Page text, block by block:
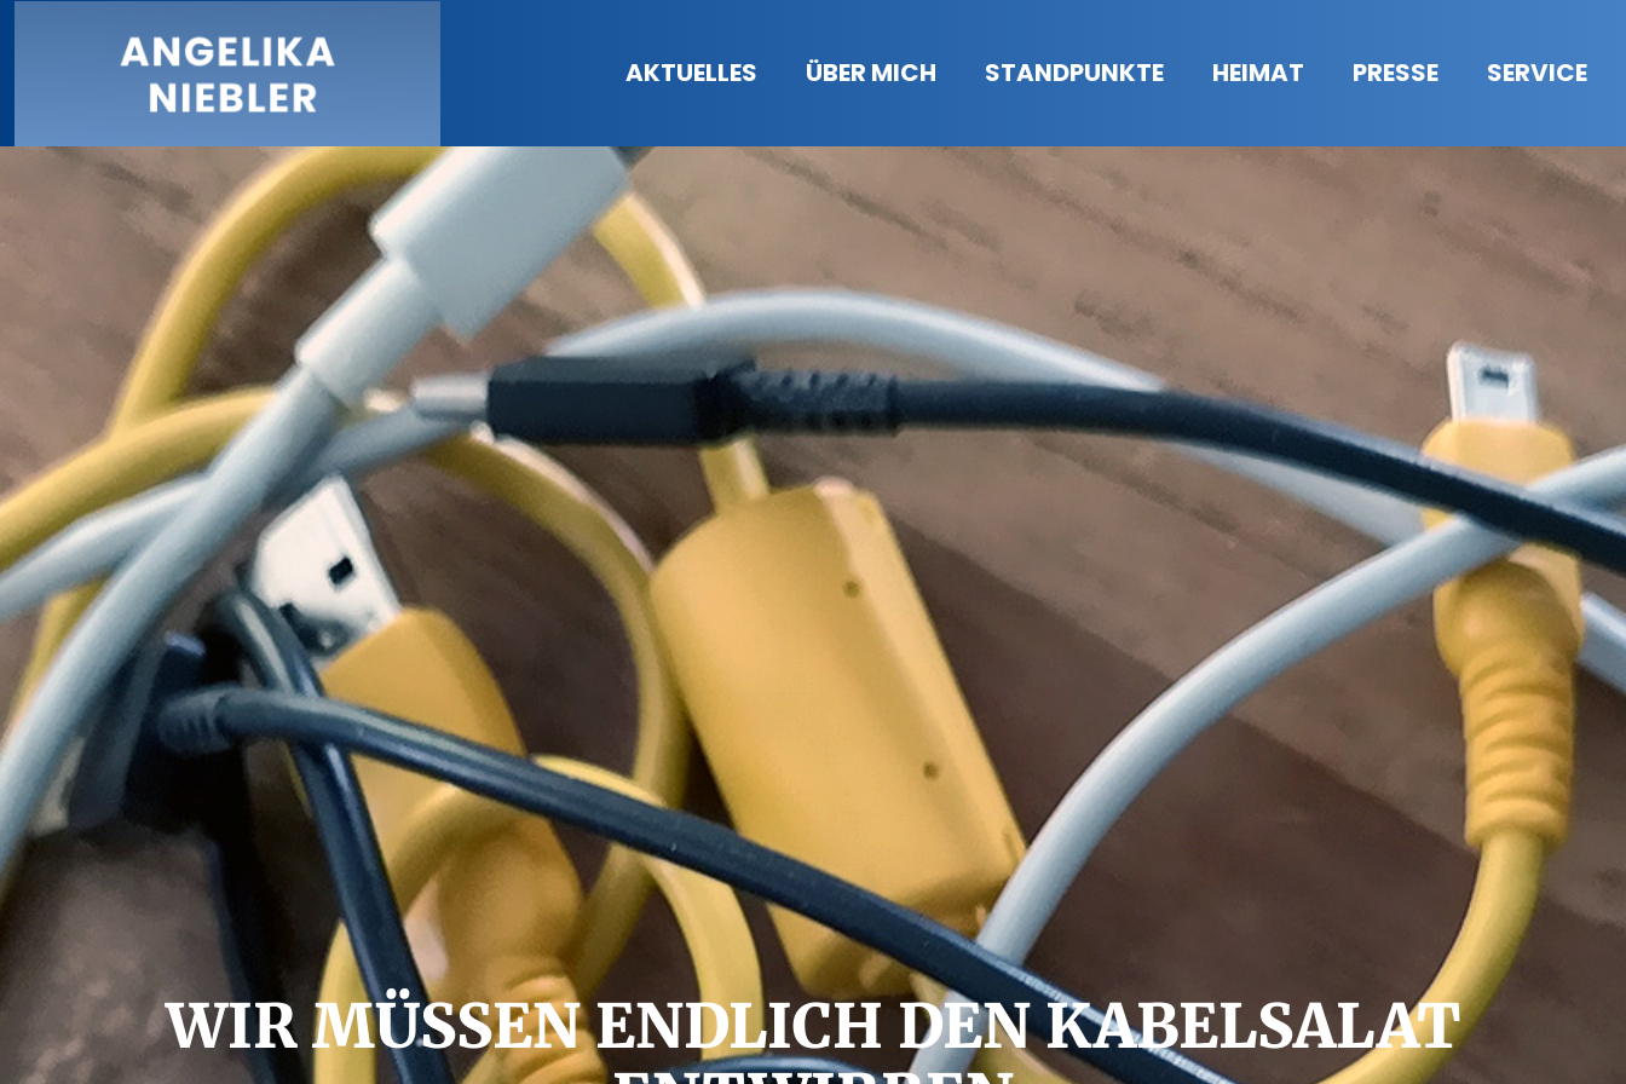
AKTUELLES ÜBER MICH STANDPUNKTE HEIMAT PRESSE SERVICE
WIR MÜSSEN ENDLICH DEN KABELSALAT